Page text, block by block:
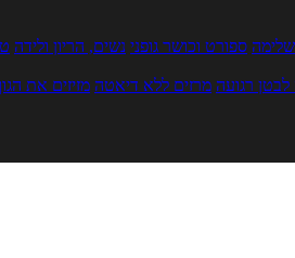
ספורט וכושר גופני נשים, הריון ולידה
לבטן רגועה מרזים ללא דיאטה מזיזים את